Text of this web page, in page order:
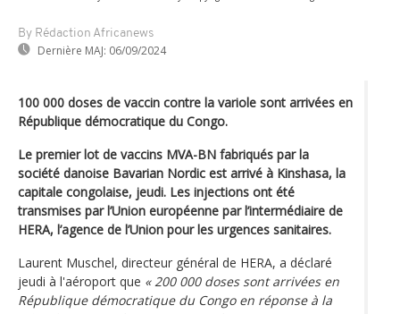
By Rédaction Africanews
Dernière MAJ: 06/09/2024
100 000 doses de vaccin contre la variole sont arrivées en
République démocratique du Congo.
Le premier lot de vaccins MVA-BN fabriqués par la
société danoise Bavarian Nordic est arrivé à Kinshasa, la
capitale congolaise, jeudi. Les injections ont été
transmises par l’Union européenne par l’intermédiaire de
HERA, l’agence de l’Union pour les urgences sanitaires.
Laurent Muschel, directeur général de HERA, a déclaré
jeudi à l'aéroport que « 200 000 doses sont arrivées en
République démocratique du Congo en réponse à la